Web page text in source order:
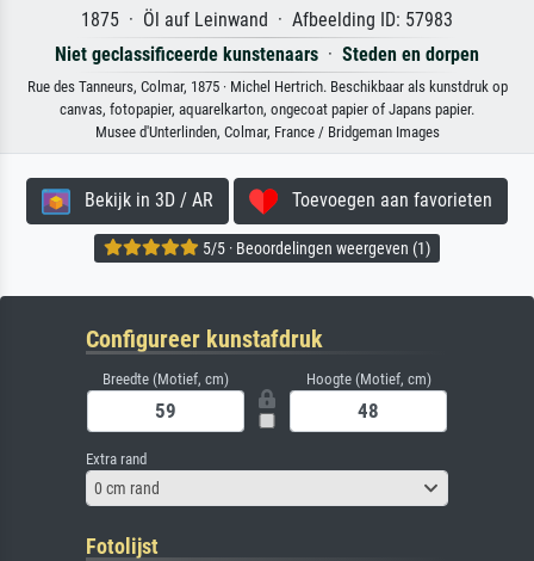
1875 · Öl auf Leinwand · Afbeelding ID: 57983
Niet geclassificeerde kunstenaars · Steden en dorpen
Rue des Tanneurs, Colmar, 1875 · Michel Hertrich. Beschikbaar als kunstdruk op
canvas, fotopapier, aquarelkarton, ongecoat papier of Japans papier.
Musee d'Unterlinden, Colmar, France / Bridgeman Images
Bekijk in 3D / AR Toevoegen aan favorieten
5/5 · Beoordelingen weergeven (1)
Configureer kunstafdruk
Breedte (Motief, cm) Hoogte (Motief, cm)
Extra rand
0 cm rand
Fotolijst